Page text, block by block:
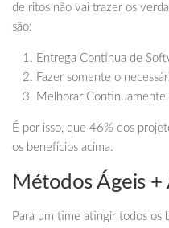
de ritos não vai trazer os
são:
Entrega Contínua de
Fazer somente o
Melhorar Continuamente
É por isso, que 46% dos
os benefícios acima.
Métodos Ágeis +
Para um time atingir todos os